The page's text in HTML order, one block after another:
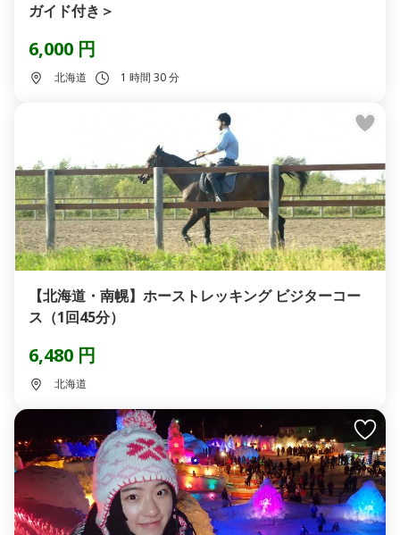
ガイド付き＞
6,000 円
北海道 1 時間 30 分
【北海道・南幌】ホーストレッキング ビジターコー
ス（1回45分）
6,480 円
北海道